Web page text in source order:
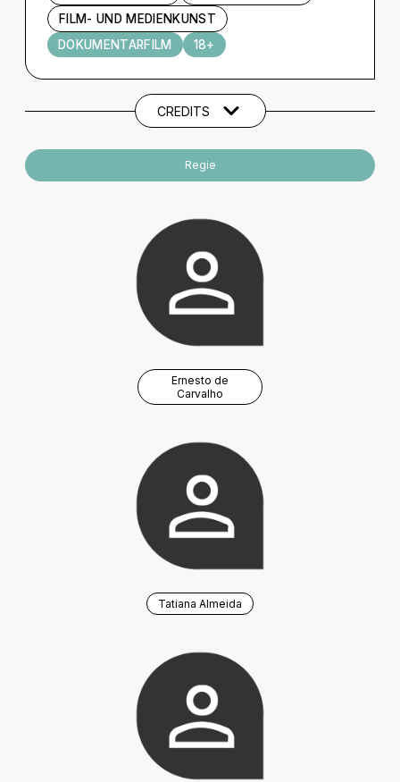
FILM- UND MEDIENKUNST
DOKUMENTARFILM
18+
Künstler und Beteiligte
CREDITS
Regie
Ernesto de
Carvalho
Tatiana Almeida